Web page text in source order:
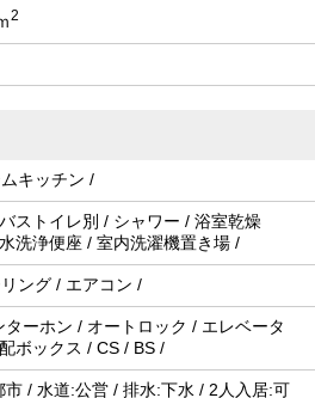
2
キッチン /
ストイレ別 / シャワー / 浴室乾燥
洗浄便座 / 室内洗濯機置き場 /
ング / エアコン /
ターホン / オートロック / エレベータ
ボックス / CS / BS /
市 / 水道:公営 / 排水:下水 / 2人入居:可